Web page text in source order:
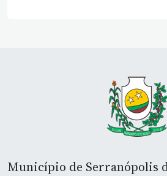
Município de Serranópolis